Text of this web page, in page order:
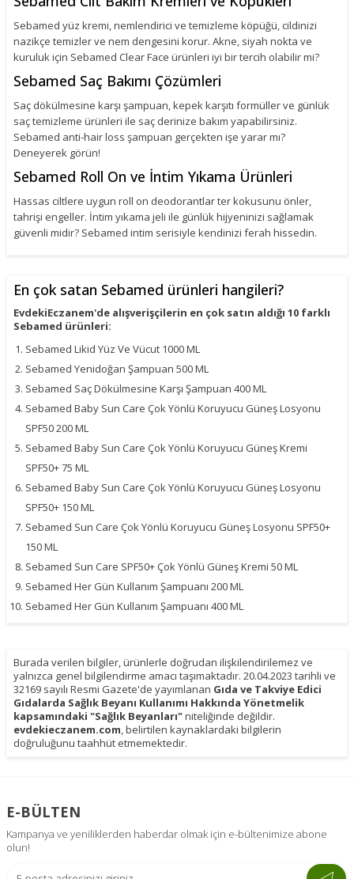
Sebamed yüz kremi, nemlendirici ve temizleme köpüğü, cildinizi
nazikçe temizler ve nem dengesini korur. Akne, siyah nokta ve
kuruluk için Sebamed Clear Face ürünleri iyi bir tercih olabilir mi?
Sebamed Saç Bakımı Çözümleri
Saç dökülmesine karşı şampuan, kepek karşıtı formüller ve günlük
saç temizleme ürünleri ile saç derinize bakım yapabilirsiniz.
Sebamed anti-hair loss şampuan gerçekten işe yarar mı?
Deneyerek görün!
Sebamed Roll On ve İntim Yıkama Ürünleri
Hassas ciltlere uygun roll on deodorantlar ter kokusunu önler,
tahrişi engeller. İntim yıkama jeli ile günlük hijyeninizi sağlamak
güvenli midir? Sebamed intim serisiyle kendinizi ferah hissedin.
En çok satan Sebamed ürünleri hangileri?
EvdekiEczanem'de alışverişçilerin en çok satın aldığı 10 farklı
Sebamed ürünleri:
Sebamed Likid Yüz Ve Vücut 1000 ML
Sebamed Yenidoğan Şampuan 500 ML
Sebamed Saç Dökülmesine Karşı Şampuan 400 ML
Sebamed Baby Sun Care Çok Yönlü Koruyucu Güneş Losyonu
SPF50 200 ML
Sebamed Baby Sun Care Çok Yönlü Koruyucu Güneş Kremi
SPF50+ 75 ML
Sebamed Baby Sun Care Çok Yönlü Koruyucu Güneş Losyonu
SPF50+ 150 ML
Sebamed Sun Care Çok Yönlü Koruyucu Güneş Losyonu SPF50+
150 ML
Sebamed Sun Care SPF50+ Çok Yönlü Güneş Kremi 50 ML
Sebamed Her Gün Kullanım Şampuanı 200 ML
Sebamed Her Gün Kullanım Şampuanı 400 ML
Burada verilen bilgiler, ürünlerle doğrudan ilişkilendirilemez ve
yalnızca genel bilgilendirme amacı taşımaktadır. 20.04.2023 tarihli ve
32169 sayılı Resmi Gazete'de yayımlanan Gıda ve Takviye Edici
Gıdalarda Sağlık Beyanı Kullanımı Hakkında Yönetmelik
kapsamındaki "Sağlık Beyanları"niteliğinde değildir.
evdekieczanem.com, belirtilen kaynaklardaki bilgilerin
doğruluğunu taahhüt etmemektedir.
E-BÜLTEN
Kampanya ve yeniliklerden haberdar olmak için e-bültenimize abone
olun!